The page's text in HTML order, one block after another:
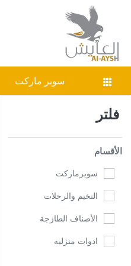
سوبر ماركت
فلتر
الأقسام
سوبرماركت
التخيم والرحلات
الأصناف الطازجة
ادوات منزليه